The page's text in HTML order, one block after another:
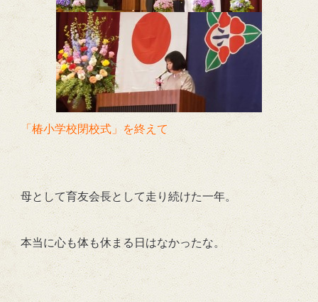
「椿小学校閉校式」を終えて
母として育友会長として走り続けた一年。
本当に心も体も休まる日はなかったな。